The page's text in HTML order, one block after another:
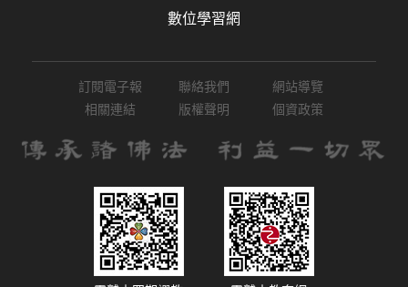
數位學習網
訂閱電子報 聯絡我們
網站導覽
相關連結
版權聲明 個資政策